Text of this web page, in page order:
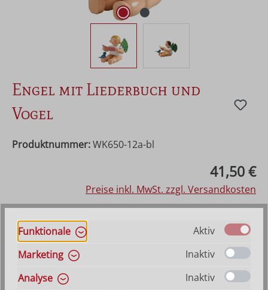
Engel mit Liederbuch und
Vogel
Produktnummer:WK650-12a-bl
41,50 €
Preise inkl. MwSt. zzgl. Versandkosten
Sofort verfügbar, Lieferzeit: 1-3 Werktage
Farbeauswählen
Hilfe zu Farbangaben
Haarfarbe blond
Funktionale
Aktiv
Marketing
Inaktiv
Analyse
Inaktiv